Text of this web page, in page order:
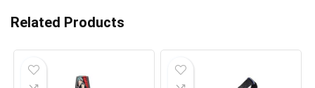
Related Products